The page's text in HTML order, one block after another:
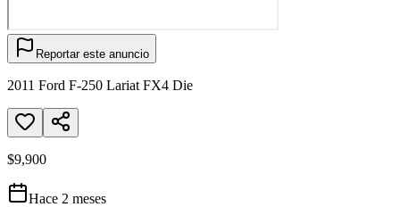
Reportar este anuncio
2011 Ford F-250 Lariat FX4 Die
$9,900
Hace 2 meses